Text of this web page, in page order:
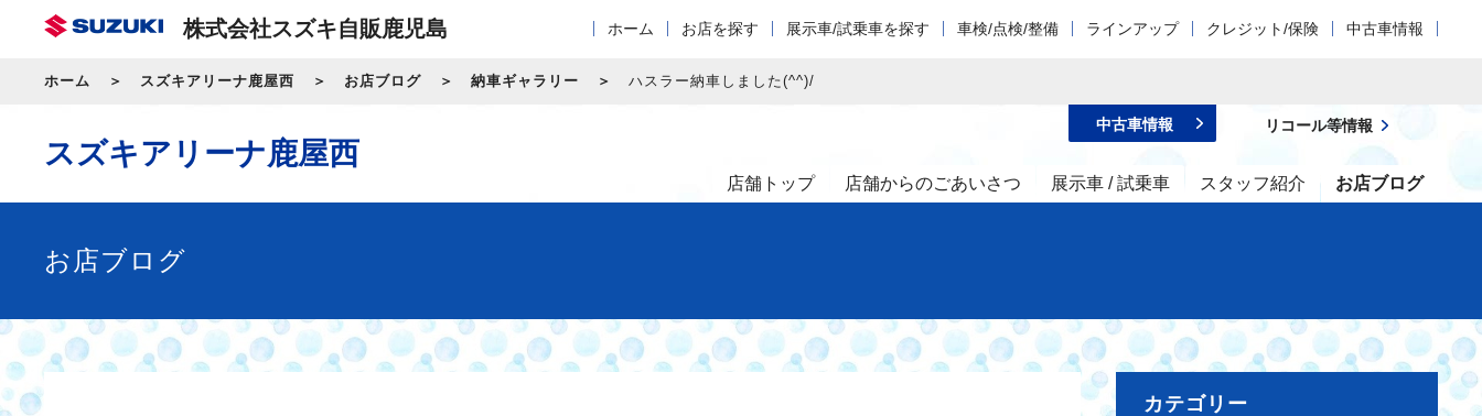
株式会社スズキ自販鹿児島 ホーム お店を探す 展示車/試乗車を探す 車検/点検/整備 ラインアップ クレジット/保険 中古車情報
ホーム スズキアリーナ鹿屋西 お店ブログ 納車ギャラリー ハスラー納車しました(^^)/
スズキアリーナ鹿屋西
店舗トップ 店舗からのごあいさつ 展示車 / 試乗車 スタッフ紹介 お店ブログ
中古車情報 リコール等情報
お店ブログ
カテゴリー